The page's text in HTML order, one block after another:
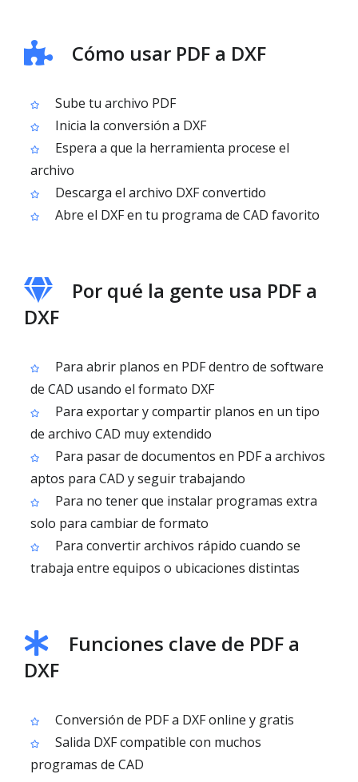
Cómo usar PDF a DXF
Sube tu archivo PDF
Inicia la conversión a DXF
Espera a que la herramienta procese el
archivo
Descarga el archivo DXF convertido
Abre el DXF en tu programa de CAD favorito
Por qué la gente usa PDF a
DXF
Para abrir planos en PDF dentro de software
de CAD usando el formato DXF
Para exportar y compartir planos en un tipo
de archivo CAD muy extendido
Para pasar de documentos en PDF a archivos
aptos para CAD y seguir trabajando
Para no tener que instalar programas extra
solo para cambiar de formato
Para convertir archivos rápido cuando se
trabaja entre equipos o ubicaciones distintas
Funciones clave de PDF a
DXF
Conversión de PDF a DXF online y gratis
Salida DXF compatible con muchos
programas de CAD